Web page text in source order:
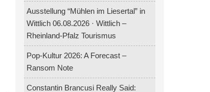
Ausstellung “Mühlen im Liesertal” in
Wittlich 06.08.2026 · Wittlich –
Rheinland-Pfalz Tourismus
Pop-Kultur 2026: A Forecast –
Ransom Note
Constantin Brancusi Really Said: